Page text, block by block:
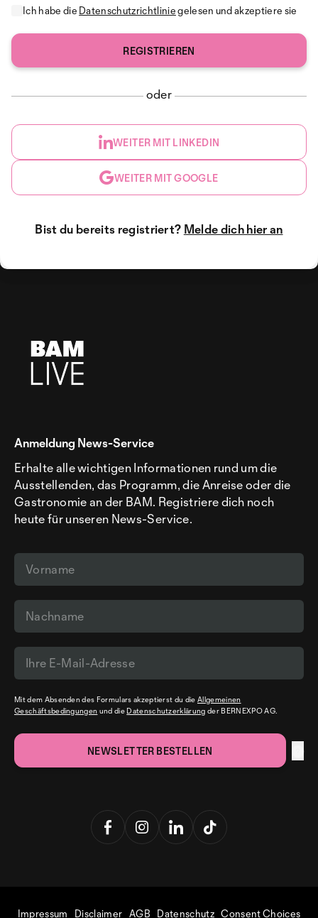
Ich habe die Datenschutzrichtliniegelesen und akzeptiere sie
oder
WEITER MIT LINKEDIN
WEITER MIT GOOGLE
Bist du bereits registriert? Melde dich hier an
Anmeldung News-Service
Erhalte alle wichtigen Informationen rund um die
Ausstellenden, das Programm, die Anreise oder die
Gastronomie an der BAM. Registriere dich noch
heute für unseren News-Service.
Mit dem Absenden des Formulars akzeptierst du dieAllgemeinen
Geschäftsbedingungen und die Datenschutzerklärung der BERNEXPO AG.
Impressum Disclaimer AGB Datenschutz Consent Choices